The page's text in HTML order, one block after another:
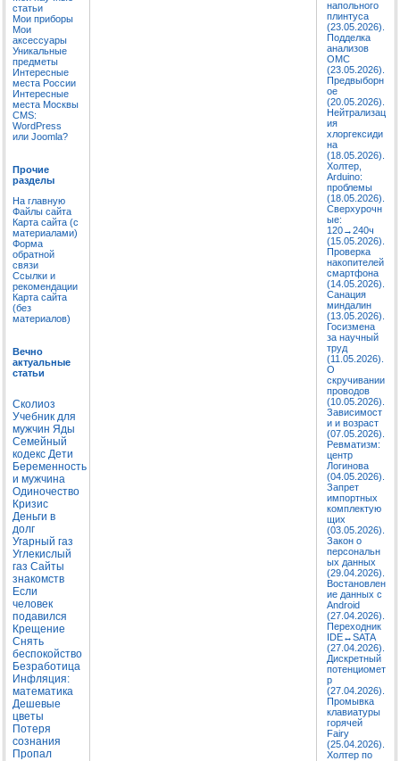
статьи
Мои приборы
Мои
аксессуары
Уникальные
предметы
Интересные
места России
Интересные
места Москвы
CMS:
WordPress
или Joomla?
Прочие
разделы
На главную
Файлы сайта
Карта сайта (с
материалами)
Форма
обратной
связи
Ссылки и
рекомендации
Карта сайта
(без
материалов)
Вечно
актуальные
статьи
Сколиоз
Учебник для
мужчин Яды
Семейный
кодекс Дети
Беременность
и мужчина
Одиночество
Кризис
Деньги в
долг
Угарный газ
Углекислый
газ Сайты
знакомств
Если
человек
подавился
Крещение
Снять
беспокойство
Безработица
Инфляция:
математика
Дешевые
цветы
Потеря
сознания
Пропал
напольного
плинтуса
(23.05.2026).
Подделка
анализов
ОМС
(23.05.2026).
Предвыборн
ое
(20.05.2026).
Нейтрализац
ия
хлоргексиди
на
(18.05.2026).
Холтер,
Arduino:
проблемы
(18.05.2026).
Сверхурочн
ые:
120→240ч
(15.05.2026).
Проверка
накопителей
смартфона
(14.05.2026).
Санация
миндалин
(13.05.2026).
Госизмена
за научный
труд
(11.05.2026).
О
скручивании
проводов
(10.05.2026).
Зависимост
и и возраст
(07.05.2026).
Ревматизм:
центр
Логинова
(04.05.2026).
Запрет
импортных
комплектую
щих
(03.05.2026).
Закон о
персональн
ых данных
(29.04.2026).
Востановлен
ие данных с
Android
(27.04.2026).
Переходник
IDE↔SATA
(27.04.2026).
Дискретный
потенциомет
р
(27.04.2026).
Промывка
клавиатуры
горячей
Fairy
(25.04.2026).
Холтер по